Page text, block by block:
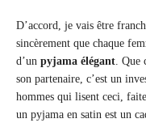
D’accord, je vais être
sincèrement que chaque
d’un pyjama élégant. Que
son partenaire, c’est un
hommes qui lisent ceci,
un pyjama en satin est un